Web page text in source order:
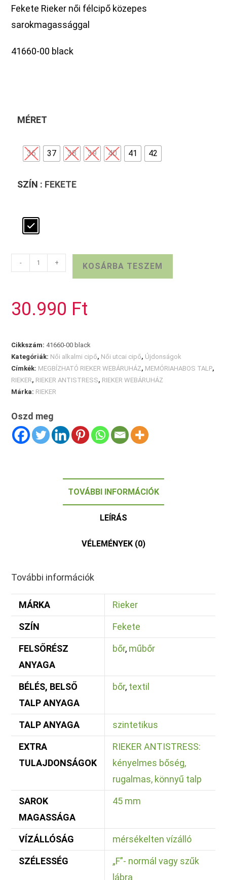
Fekete Rieker női félcipő közepes
sarokmagassággal
41660-00 black
MÉRET
36 37 38 39 40 41 42
SZÍN : FEKETE
RIEKER
mennyiség
- + KOSÁRBA TESZEM
30.990 Ft
Cikkszám:41660-00 black
Kategóriák: Női alkalmi cipő, Női utcai cipő, Újdonságok
Címkék: MEGBÍZHATÓ RIEKER WEBÁRUHÁZ, MEMÓRIAHABOS TALP,
RIEKER, RIEKER ANTISTRESS, RIEKER WEBÁRUHÁZ
Márka: RIEKER
Oszd meg
TOVÁBBI INFORMÁCIÓK
LEÍRÁS
VÉLEMÉNYEK (0)
További információk
MÁRKA Rieker
SZÍN Fekete
FELSŐRÉSZ
ANYAGA
bőr, műbőr
BÉLÉS, BELSŐ
TALP ANYAGA
bőr, textil
TALP ANYAGA szintetikus
EXTRA
TULAJDONSÁGOK
RIEKER ANTISTRESS:
kényelmes bőség,
rugalmas, könnyű talp
SAROK
MAGASSÁGA
45 mm
VÍZÁLLÓSÁG mérsékelten vízálló
SZÉLESSÉG
„F”- normál vagy szűk
lábra